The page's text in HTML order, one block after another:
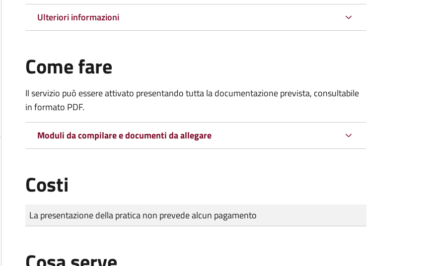
Ulteriori informazioni
Come fare
Il servizio può essere attivato presentando tutta la documentazione prevista, consultabile
in formato PDF.
Moduli da compilare e documenti da allegare
Costi
Tipo di pagamento
Importo
La presentazione della pratica non prevede alcun pagamento